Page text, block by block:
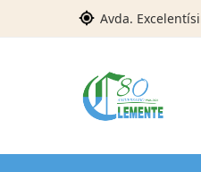
Avda.